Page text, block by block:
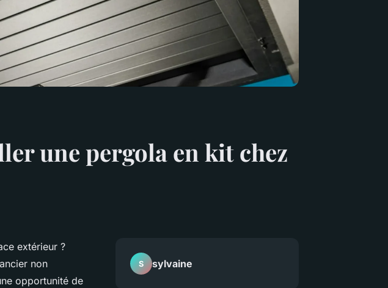
une pergola en kit chez
extérieur ?
non
opportunité de
S sylvaine